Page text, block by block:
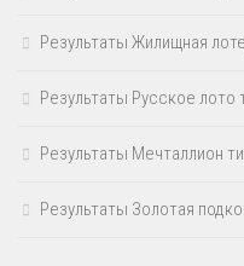
Результаты Жилищная
Результаты Русское лото
Результаты Мечталлион
Результаты Золотая